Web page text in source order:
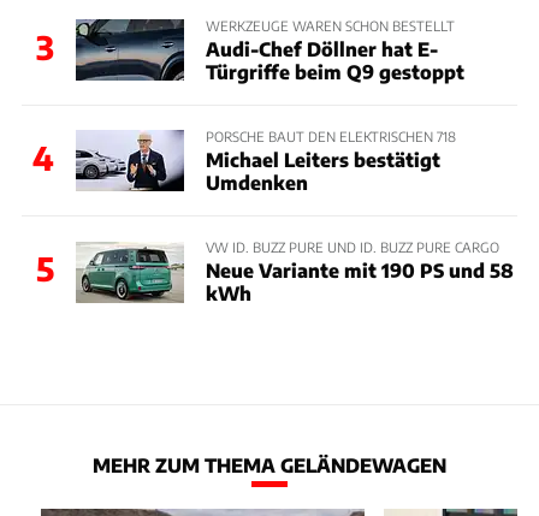
3
WERKZEUGE WAREN SCHON BESTELLT
Audi-Chef Döllner hat E-
Türgriffe beim Q9 gestoppt
4
PORSCHE BAUT DEN ELEKTRISCHEN 718
Michael Leiters bestätigt
Umdenken
5
VW ID. BUZZ PURE UND ID. BUZZ PURE CARGO
Neue Variante mit 190 PS und 58
kWh
MEHR ZUM THEMA GELÄNDEWAGEN